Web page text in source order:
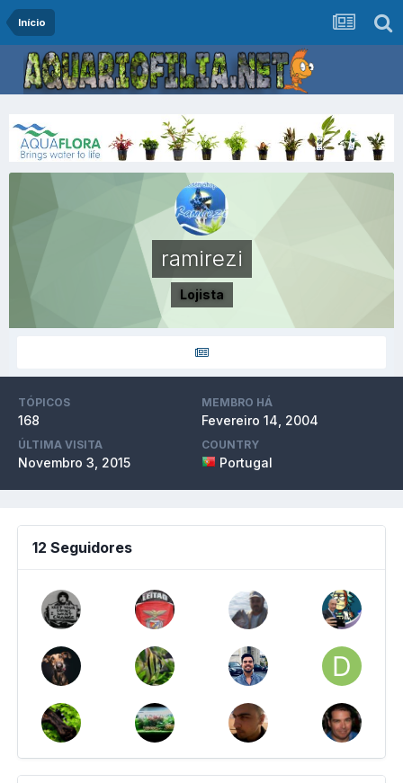
Início
ramirezi
Lojista
TÓPICOS
168
MEMBRO HÁ
Fevereiro 14, 2004
ÚLTIMA VISITA
Novembro 3, 2015
COUNTRY
Portugal
12 Seguidores